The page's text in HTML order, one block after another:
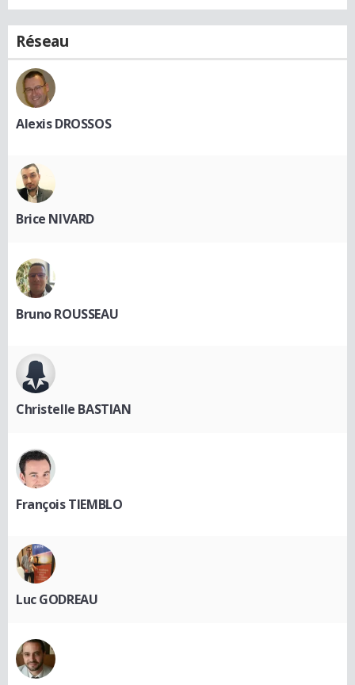
Réseau
Alexis DROSSOS
Brice NIVARD
Bruno ROUSSEAU
Christelle BASTIAN
François TIEMBLO
Luc GODREAU